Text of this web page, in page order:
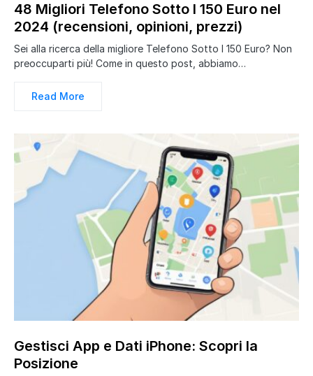
48 Migliori Telefono Sotto I 150 Euro nel
2024 (recensioni, opinioni, prezzi)
Sei alla ricerca della migliore Telefono Sotto I 150 Euro? Non
preoccuparti più! Come in questo post, abbiamo…
Read More
Gestisci App e Dati iPhone: Scopri la
Posizione